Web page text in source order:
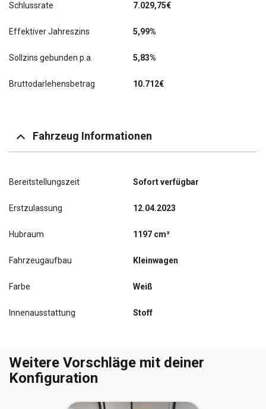
Schlussrate 7.029,75€
Effektiver Jahreszins 5,99%
Sollzins gebunden p.a. 5,83%
Bruttodarlehensbetrag 10.712€
Fahrzeug Informationen
Bereitstellungszeit Sofort verfügbar
Erstzulassung 12.04.2023
Hubraum 1197 cm³
Fahrzeugaufbau Kleinwagen
Farbe Weiß
Innenausstattung Stoff
Weitere Vorschläge mit deiner
Konfiguration